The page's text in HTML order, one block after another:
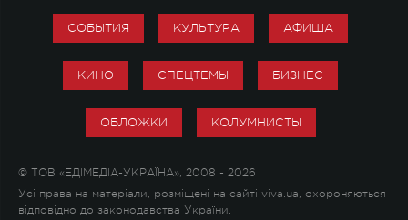
СОБЫТИЯ КУЛЬТУРА АФИША
КИНО СПЕЦТЕМЫ БИЗНЕС
ОБЛОЖКИ КОЛУМНИСТЫ
© ТОВ «ЕДІМЕДІА-УКРАЇНА», 2008 - 2026
Усі права на матеріали, розміщені на сайті viva.ua, охороняються
відповідно до законодавства України.